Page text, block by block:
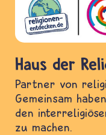
Haus der
Partner von
Gemeinsam
den
zu machen.